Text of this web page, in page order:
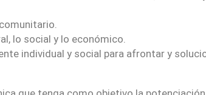
lo social y lo económico.
individual y social para afrontar y